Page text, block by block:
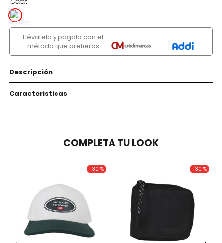
Llévatelo y págalo con el
método que prefieras
Descripción
Caracteristicas
COMPLETA TU LOOK
-30 % -30 %